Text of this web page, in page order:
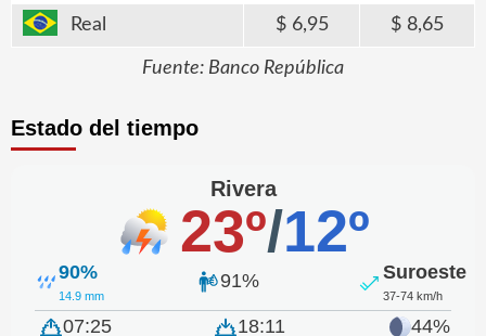
Real 6,95 8,65
Fuente: Banco República
Estado del tiempo
Rivera
23º/12º
90%
14.9 mm
91% Suroeste
37-74 km/h
07:25 18:11 44%